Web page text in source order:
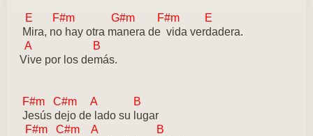
E F#m G#m F#m E
Mira, no hay otra manera de vida verdadera.
A B
Vive por los demás.
F#m C#m A B
Jesús dejo de lado su lugar
F#m C#m A B